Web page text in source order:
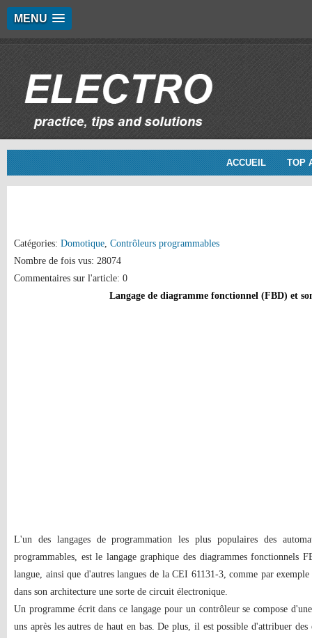
MENU
ACCUEIL TOP
Catégories: Domotique, Contrôleurs programmables
Nombre de fois vus: 28074
Commentaires sur l'article: 0
Langage de diagramme fonctionnel (FBD) et
L'un des langages de programmation les plus populaires des
programmables, est le langage graphique des diagrammes fonctionnels
langue, ainsi que d'autres langues de la CEI 61131-3, comme par
dans son architecture une sorte de circuit électronique.
Un programme écrit dans ce langage pour un contrôleur se compose
uns après les autres de haut en bas. De plus, il est possible d'attribuer